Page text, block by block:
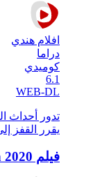
افلام هندي
دراما
كوميدي
6.1
WEB-DL
تدور أحداث
يقرر القفز
فيلم Made in China 2020 مترجم HD